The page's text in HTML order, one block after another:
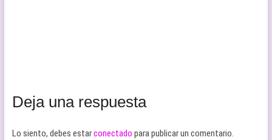
Deja una respuesta
Lo siento, debes estarconectado para publicar un comentario.